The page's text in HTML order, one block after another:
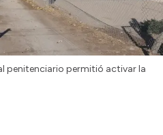
penitenciario permitió activar la